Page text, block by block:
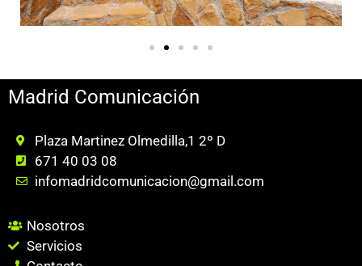
Madrid Comunicación
Plaza Martinez Olmedilla,1 2º D
671 40 03 08
infomadridcomunicacion@gmail.com
Nosotros
Servicios